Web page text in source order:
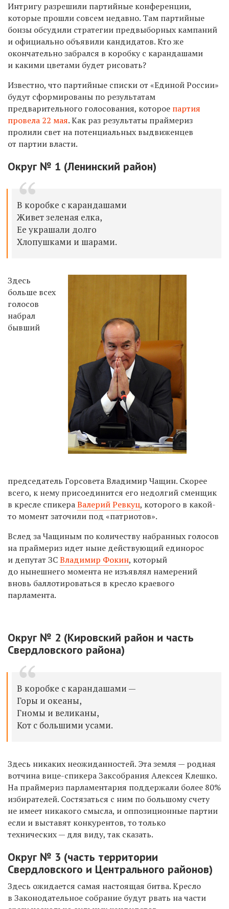
Интригу разрешили партийные конференции,
которые прошли совсем недавно. Там партийные
бонзы обсудили стратегии предвыборных кампаний
и официально объявили кандидатов. Кто же
окончательно забрался в коробку с карандашами
и какими цветами будет рисовать?
Известно, что партийные списки от «Единой России»
будут сформированы по результатам
предварительного голосования, которое партия
провела 22 мая. Как раз результаты праймериз
пролили свет на потенциальных выдвиженцев
от партии власти.
Округ № 1 (Ленинский район)
В коробке с карандашами
Живет зеленая елка,
Ее украшали долго
Хлопушками и шарами.
Здесь
больше всех
голосов
набрал
бывший
председатель Горсовета Владимир Чащин. Скорее
всего, к нему присоединится его недолгий сменщик
в кресле спикераВалерий Ревкуц, которого в какой-
то момент заточили под «патриотов».
Вслед за Чащиным по количеству набранных голосов
на праймериз идет ныне действующий единорос
и депутат ЗСВладимир Фокин, который
до нынешнего момента не изъявлял намерений
вновь баллотироваться в кресло краевого
парламента.
Округ № 2 (Кировский район и часть
Свердловского района)
В коробке с карандашами —
Горы и океаны,
Гномы и великаны,
Кот с большими усами.
Здесь никаких неожиданностей. Эта земля — родная
вотчина вице-спикера Заксобрания Алексея Клешко.
На праймериз парламентария поддержали более 80%
избирателей. Состязаться с ним по большому счету
не имеет никакого смысла, и оппозиционные партии
если и выставят конкурентов, то только
технических — для виду, так сказать.
Округ № 3 (часть территории
Свердловского и Центрального районов)
Здесь ожидается самая настоящая битва. Кресло
в Законодательное собрание будут рвать на части